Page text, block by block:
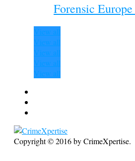
Forensic
View all
View all
View all
View all
View all
Copyright © 2016 by CrimeXpertise.